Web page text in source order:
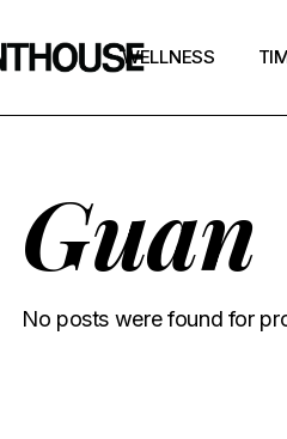
WELLNESS
Guan
No posts were found for